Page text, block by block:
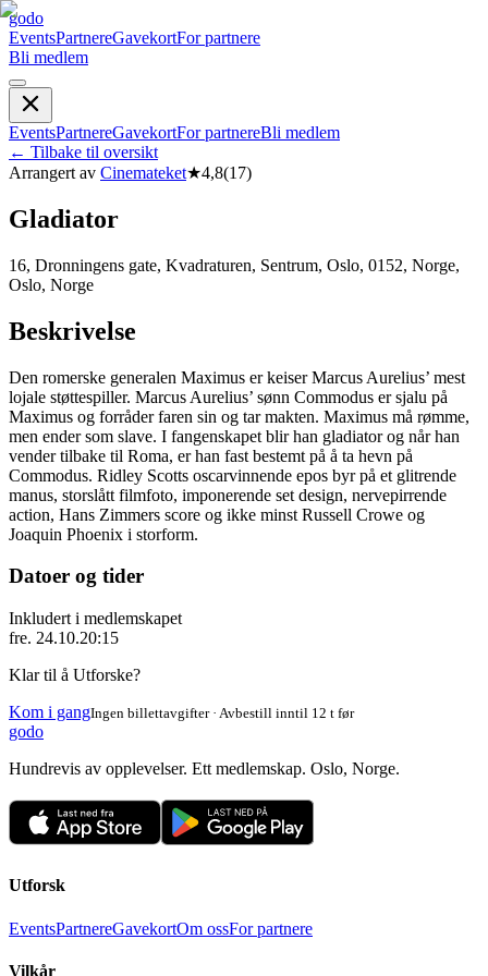
godo
EventsPartnereGavekortFor partnere
Bli medlem
EventsPartnereGavekortFor partnereBli medlem
← Tilbake til oversikt
Arrangert av Cinemateket★4,8(17)
Gladiator
16, Dronningens gate, Kvadraturen, Sentrum, Oslo, 0152, Norge,
Oslo, Norge
Beskrivelse
Den romerske generalen Maximus er keiser Marcus Aurelius’ mest
lojale støttespiller. Marcus Aurelius’ sønn Commodus er sjalu på
Maximus og forråder faren sin og tar makten. Maximus må rømme,
men ender som slave. I fangenskapet blir han gladiator og når han
vender tilbake til Roma, er han fast bestemt på å ta hevn på
Commodus. Ridley Scotts oscarvinnende epos byr på et glitrende
manus, storslått filmfoto, imponerende set design, nervepirrende
action, Hans Zimmers score og ikke minst Russell Crowe og
Joaquin Phoenix i storform.
Datoer og tider
Inkludert i medlemskapet
fre. 24.10.20:15
Klar til å Utforske?
Kom i gangIngen billettavgifter · Avbestill inntil 12 t før
godo
Hundrevis av opplevelser. Ett medlemskap. Oslo, Norge.
Utforsk
EventsPartnereGavekortOm ossFor partnere
Vilkår